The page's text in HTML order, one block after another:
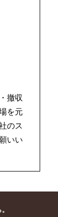
撤収
を元
のス
いい